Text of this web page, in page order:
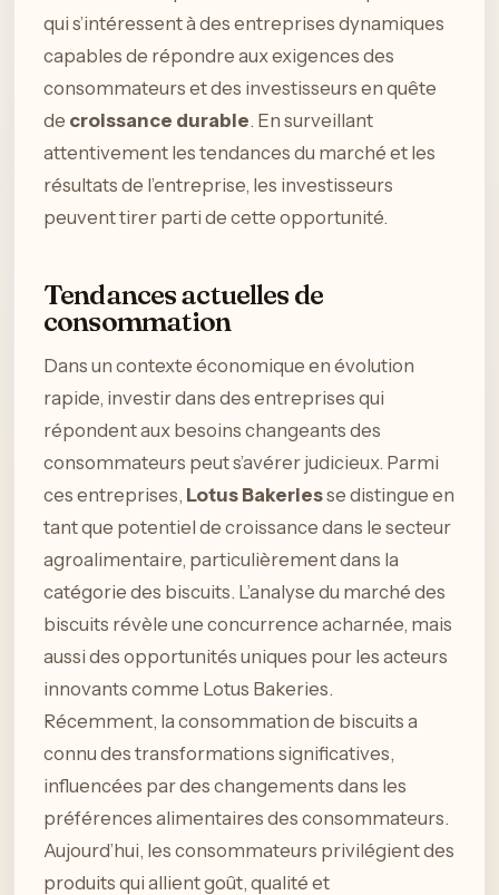
qui s’intéressent à des entreprises dynamiques
capables de répondre aux exigences des
consommateurs et des investisseurs en quête
de croissance durable. En surveillant
attentivement les tendances du marché et les
résultats de l’entreprise, les investisseurs
peuvent tirer parti de cette opportunité.
Tendances actuelles de
consommation
Dans un contexte économique en évolution
rapide, investir dans des entreprises qui
répondent aux besoins changeants des
consommateurs peut s’avérer judicieux. Parmi
ces entreprises, Lotus Bakeriesse distingue en
tant que potentiel de croissance dans le secteur
agroalimentaire, particulièrement dans la
catégorie des biscuits. L’analyse du marché des
biscuits révèle une concurrence acharnée, mais
aussi des opportunités uniques pour les acteurs
innovants comme Lotus Bakeries.
Récemment, la consommation de biscuits a
connu des transformations significatives,
influencées par des changements dans les
préférences alimentaires des consommateurs.
Aujourd’hui, les consommateurs privilégient des
produits qui allient goût, qualité et